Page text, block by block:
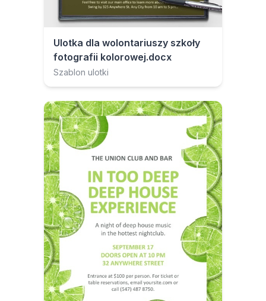
Ulotka dla wolontariuszy szkoły
fotografii kolorowej.docx
Szablon ulotki